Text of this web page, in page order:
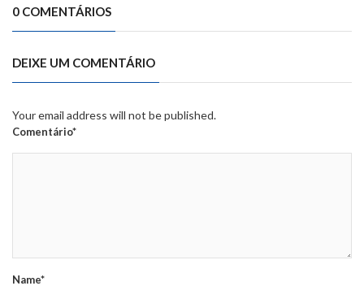
0 COMENTÁRIOS
DEIXE UM COMENTÁRIO
Your email address will not be published.
Comentário*
Name*